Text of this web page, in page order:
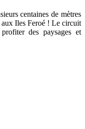
centaines de mètres
aux Iles Feroé ! Le circuit
des paysages et